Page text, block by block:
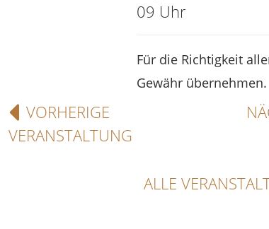
09 Uhr
Für die Richtigkeit
Gewähr übernehmen.
VORHERIGE
VERANSTALTUNG
ALLE